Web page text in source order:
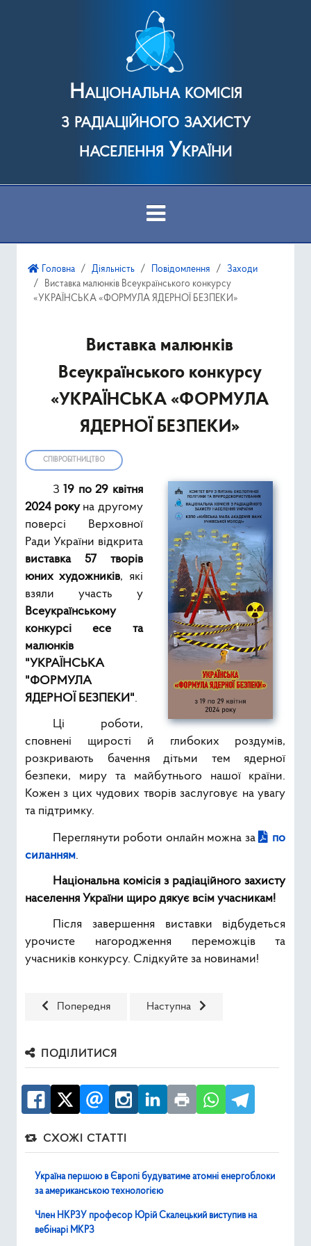
Національна комісія
з радіаційного захисту
населення України
Діяльність
Публічна інформація
Type 2 or
Пошук
Головна Діяльність Повідомлення
Заходи
Виставка малюнків Всеукраїнського конкурсу
«УКРАЇНСЬКА «ФОРМУЛА ЯДЕРНОЇ БЕЗПЕКИ»
Виставка малюнків
Всеукраїнського конкурсу
«УКРАЇНСЬКА «ФОРМУЛА
ЯДЕРНОЇ БЕЗПЕКИ»
СПІВРОБІТНИЦТВО
З19 по 29 квітня
2024 рокуна другому
поверсі Верховної
Ради України відкрита
виставка 57 творів
юних художників, які
взяли участь у
Всеукраїнському
конкурсі есе та
малюнків
"УКРАЇНСЬКА
"ФОРМУЛА
ЯДЕРНОЇ БЕЗПЕКИ".
Ці роботи,
сповнені щирості й глибоких роздумів,
розкривають бачення дітьми тем ядерної
безпеки, миру та майбутнього нашої країни.
Кожен з цих чудових творів заслуговує на увагу
та підтримку.
Переглянути роботи онлайн можна за
по
силанням.
Національна комісія з радіаційного захисту
населення України щиро дякує всім учасникам!
Після завершення виставки відбудеться
урочисте нагородження переможців та
учасників конкурсу. Слідкуйте за новинами!
Попередня стаття: Виставка творчих робіт
Попередня Наступна стаття: Відбулася
Наступна
ПОДІЛИТИСЯ
СХОЖІ СТАТТІ
Україна першою в Європі будуватиме атомні енергоблоки
за американською технологією
Член НКРЗУ професор Юрій Скалецький виступив на
вебінарі МКРЗ